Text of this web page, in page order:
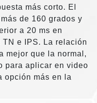
más corto. El
de 160 grados y
a 20 ms en
e IPS. La relación
mejor que la normal,
para aplicar en video
opción más en la